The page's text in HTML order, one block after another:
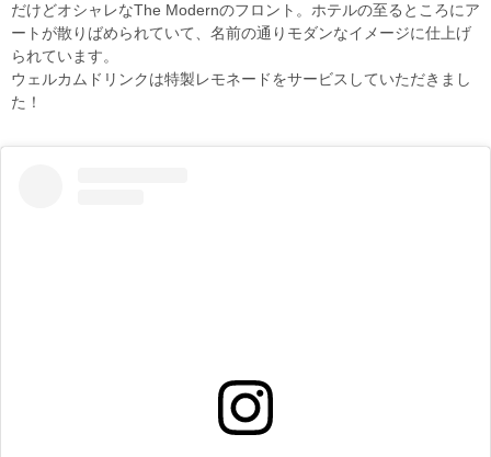
だけどオシャレなThe Modernのフロント。ホテルの至るところにア
ートが散りばめられていて、名前の通りモダンなイメージに仕上げ
られています。
ウェルカムドリンクは特製レモネードをサービスしていただきまし
た！